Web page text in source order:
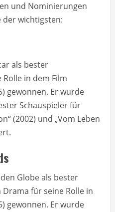
und Nominierungen
der wichtigsten:
als bester
in dem Film
gewonnen. Er wurde
Schauspieler für
(2002) und „Vom Leben
Globe als bester
für seine Rolle in
gewonnen. Er wurde